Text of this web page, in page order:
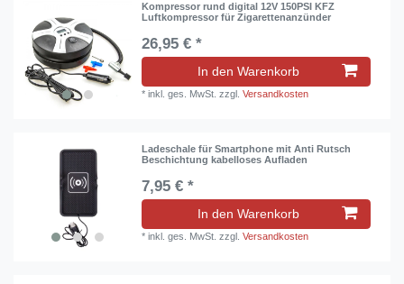
Kompressor rund digital 12V 150PSI KFZ
Luftkompressor für Zigarettenanzünder
26,95 € *
In den Warenkorb
*inkl. ges. MwSt. zzgl.Versandkosten
Ladeschale für Smartphone mit Anti Rutsch
Beschichtung kabelloses Aufladen
7,95 € *
In den Warenkorb
*inkl. ges. MwSt. zzgl.Versandkosten